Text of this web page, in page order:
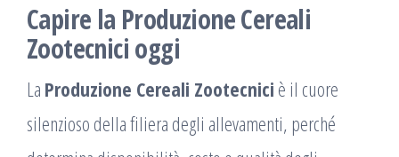
Capire la Produzione Cereali
Zootecnici oggi
La Produzione Cereali Zootecnici è il cuore
silenzioso della filiera degli allevamenti, perché